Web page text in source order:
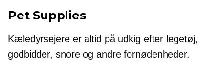
Pet Supplies
Kæledyrsejere er altid på udkig efter legetøj,
godbidder, snore og andre fornødenheder.